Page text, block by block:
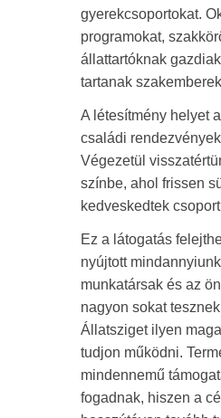
gyerekcsoportokat.
programokat,
állattartóknak
tartanak
A létesítmény helyet
családi
Végezetül
színbe, ahol frissen
kedveskedtek
Ez a látogatás
nyújtott
munkatársak és az
nagyon sokat
Állatsziget ilyen
tudjon működni.
mindennemű
fogadnak, hiszen a